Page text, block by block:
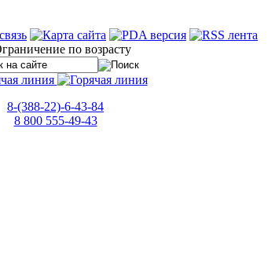
8-(388-22)-6-43-84
8 800 555-49-43